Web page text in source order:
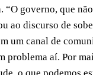
“O governo, que
ao discurso de
um canal de
problema aí. Por